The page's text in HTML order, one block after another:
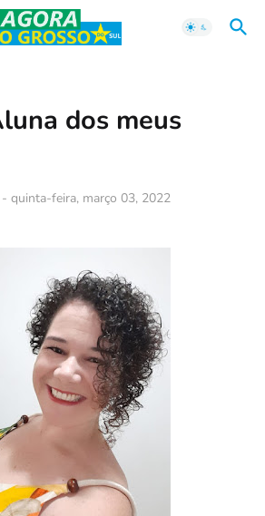
dos meus
- quinta-feira, março 03, 2022